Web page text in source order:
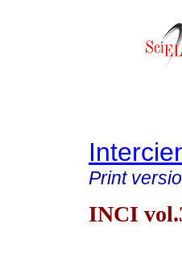
Print
INCI